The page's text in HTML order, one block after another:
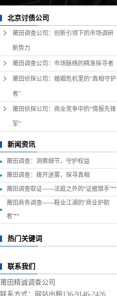
北京讨债公司
莆田调查公司：创新引领下的市场调研
新势力
莆田调查公司：市场脉络的精准探寻者
莆田侦探公司：婚姻危机里的“真相守护
者”
莆田侦探公司：商业竞争中的“情报先锋
军”
新闻资讯
莆田调查：洞察细节，守护权益
莆田调查：拨开迷雾，探寻真相
莆田调查取证——法庭之外的“证据猎手”**
莆田商务调查——鞋业江湖的“商业护航
者”**
热门关键词
联系我们
莆田精诚调查公司
联系方式：网站出租136-9146-2426